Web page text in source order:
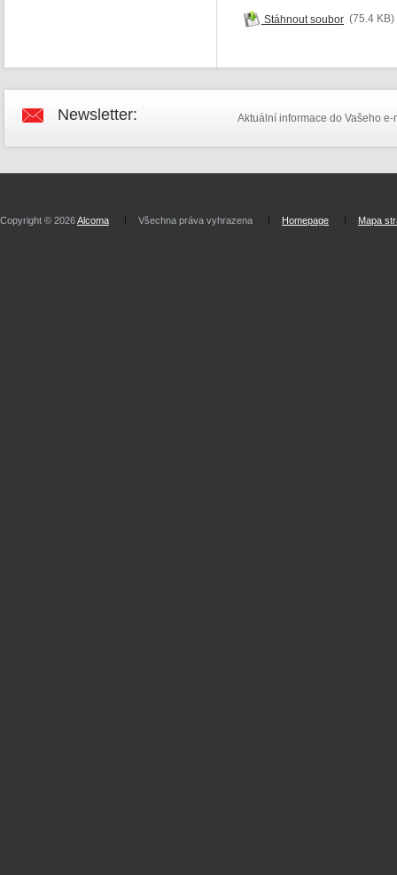
Stáhnout soubor (75.4 KB)
Newsletter: Aktuální informace do Vašeho e-
Copyright © 2026Alcoma Všechna práva vyhrazena Homepage Mapa